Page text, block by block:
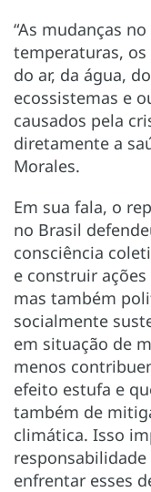
“As mudanças
temperaturas,
do ar, da água,
ecossistemas e
causados pela
diretamente a
Morales.
Em sua fala, o
no Brasil
consciência
e construir
mas também
socialmente
em situação de
menos
efeito estufa e
também de
climática. Isso
enfrentar esses